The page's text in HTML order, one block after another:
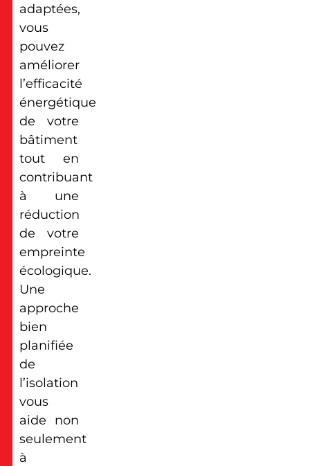
adaptées,
vous
pouvez
améliorer
l’efficacité
énergétique
de votre
bâtiment
tout en
contribuant
à une
réduction
de votre
empreinte
écologique.
Une
approche
bien
planifiée
de
l’isolation
vous
aide non
seulement
à